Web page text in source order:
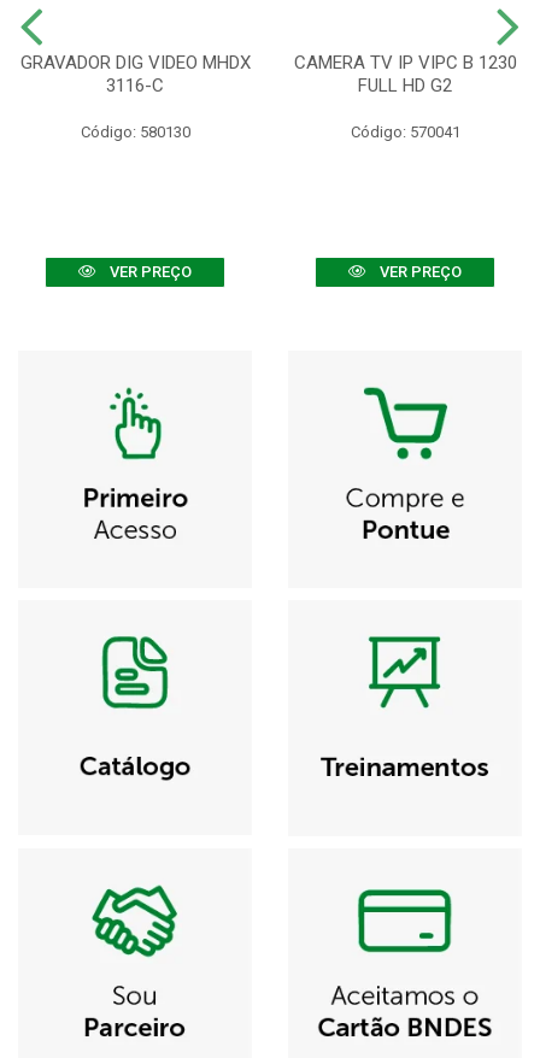
GRAVADOR DIG VIDEO MHDX
3116-C
Código: 580130
VER PREÇO
CAMERA TV IP VIPC B 1230
FULL HD G2
Código: 570041
VER PREÇO